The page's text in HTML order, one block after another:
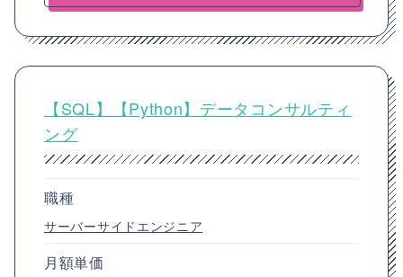
【SQL】【Python】データコンサルティ
ング
職種
サーバーサイドエンジニア
月額単価